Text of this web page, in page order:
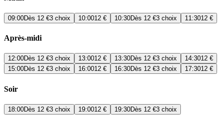
09:00Dès 12 €3 choix 10:0012 € 10:30Dès 12 €3 choix 11:3012 €
Après-midi
12:00Dès 12 €3 choix 13:0012 € 13:30Dès 12 €3 choix 14:3012 €
15:00Dès 12 €3 choix 16:0012 € 16:30Dès 12 €3 choix 17:3012 €
Soir
18:00Dès 12 €3 choix 19:0012 € 19:30Dès 12 €3 choix